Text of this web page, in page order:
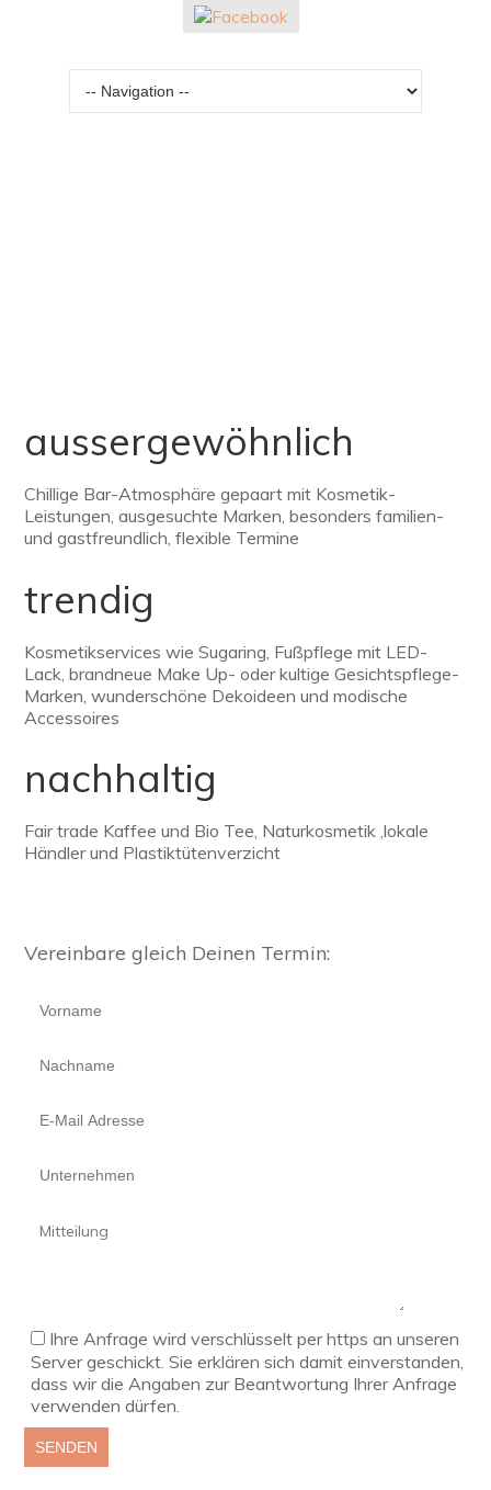
Zielseite
aussergewöhnlich
Chillige Bar-Atmosphäre gepaart mit Kosmetik-
Leistungen, ausgesuchte Marken, besonders familien-
und gastfreundlich, flexible Termine
trendig
Kosmetikservices wie Sugaring, Fußpflege mit LED-
Lack, brandneue Make Up- oder kultige Gesichtspflege-
Marken, wunderschöne Dekoideen und modische
Accessoires
nachhaltig
Fair trade Kaffee und Bio Tee, Naturkosmetik ,lokale
Händler und Plastiktütenverzicht
Vereinbare gleich Deinen Termin:
Ihre Anfrage wird verschlüsselt per https an unseren
Server geschickt. Sie erklären sich damit einverstanden,
dass wir die Angaben zur Beantwortung Ihrer Anfrage
verwenden dürfen.